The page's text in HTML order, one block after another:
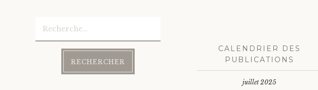
Rechercher :
CALENDRIER DES
PUBLICATIONS
juillet 2025